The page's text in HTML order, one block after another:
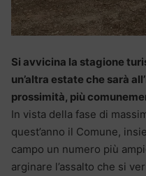
Si avvicina la stagione
un’altra estate che sarà
prossimità, più
In vista della fase di
quest’anno il Comune,
campo un numero più
arginare l’assalto che si